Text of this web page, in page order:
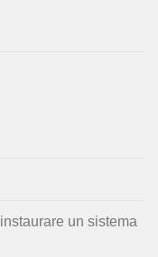
un sistema